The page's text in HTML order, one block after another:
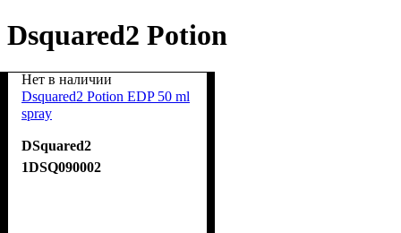
Dsquared2 Potion
Нет в наличии
Dsquared2 Potion EDP 50 ml
spray
DSquared2
1DSQ090002